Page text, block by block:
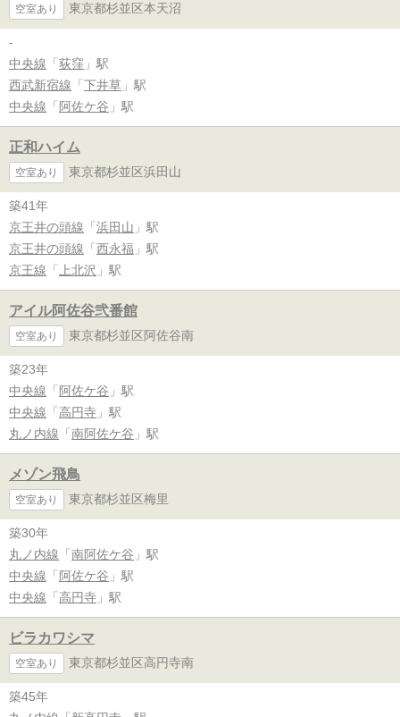
空室あり 東京都杉並区本天沼
-
中央線 「 荻窪 」駅
西武新宿線 「 下井草 」駅
中央線 「 阿佐ケ谷 」駅
正和ハイム
空室あり 東京都杉並区浜田山
築41年
京王井の頭線 「 浜田山 」駅
京王井の頭線 「 西永福 」駅
京王線 「 上北沢 」駅
アイル阿佐谷弐番館
空室あり 東京都杉並区阿佐谷南
築23年
中央線 「 阿佐ケ谷 」駅
中央線 「 高円寺 」駅
丸ノ内線 「 南阿佐ケ谷 」駅
メゾン飛鳥
空室あり 東京都杉並区梅里
築30年
丸ノ内線 「 南阿佐ケ谷 」駅
中央線 「 阿佐ケ谷 」駅
中央線 「 高円寺 」駅
ビラカワシマ
空室あり 東京都杉並区高円寺南
築45年